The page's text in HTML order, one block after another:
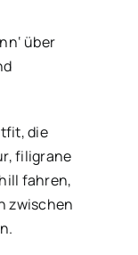
über
die
filigrane
fahren,
zwischen